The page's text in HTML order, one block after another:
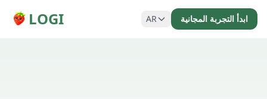
LOGI AR ابدأ التجربة المجانية